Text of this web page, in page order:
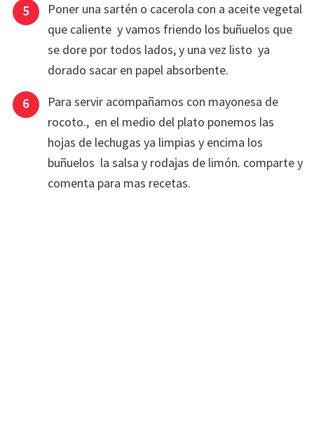
Poner una sartén o cacerola con a aceite vegetal
que caliente y vamos friendo los buñuelos que
se dore por todos lados, y una vez listo ya
dorado sacar en papel absorbente.
Para servir acompañamos con mayonesa de
rocoto., en el medio del plato ponemos las
hojas de lechugas ya limpias y encima los
buñuelos la salsa y rodajas de limón. comparte y
comenta para mas recetas.